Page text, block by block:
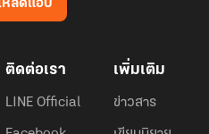
หลดแอป
ติดต่อเรา
LINE Official
เพิ่มเติม
ข่าวสาร